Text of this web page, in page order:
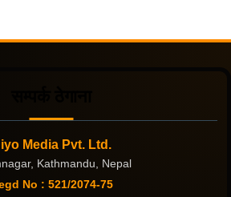
Media Pvt. Ltd.
Kathmandu, Nepal
No : 521/2074-75